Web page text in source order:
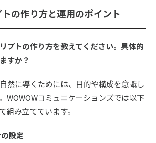
の作り方と運用のポイント
トの作り方を教えてください。具体的
すか？
然に導くためには、目的や構成を意識し
WOWOWコミュニケーションズでは以下
組み立てています。
設定